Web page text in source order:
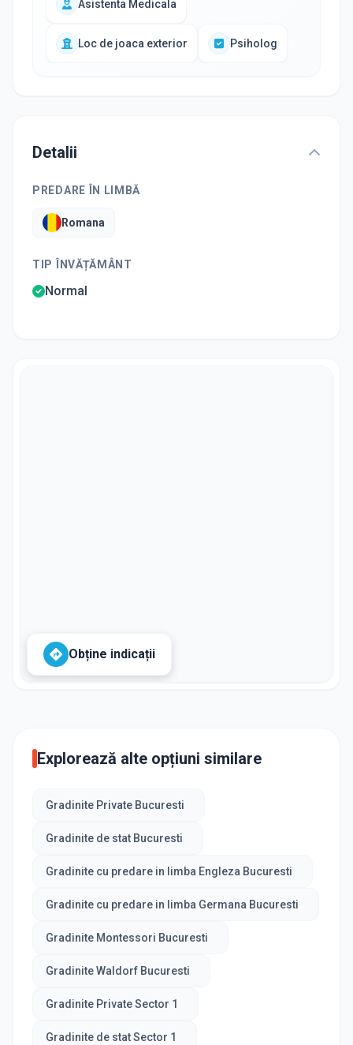
Asistenta Medicala
Loc de joaca exterior Psiholog
Detalii
PREDARE ÎN LIMBĂ
Romana
TIP ÎNVĂȚĂMÂNT
Normal
Obține indicații
Explorează alte opțiuni similare
Gradinite Private Bucuresti
Gradinite de stat Bucuresti
Gradinite cu predare in limba Engleza Bucuresti
Gradinite cu predare in limba Germana Bucuresti
Gradinite Montessori Bucuresti
Gradinite Waldorf Bucuresti
Gradinite Private Sector 1
Gradinite de stat Sector 1